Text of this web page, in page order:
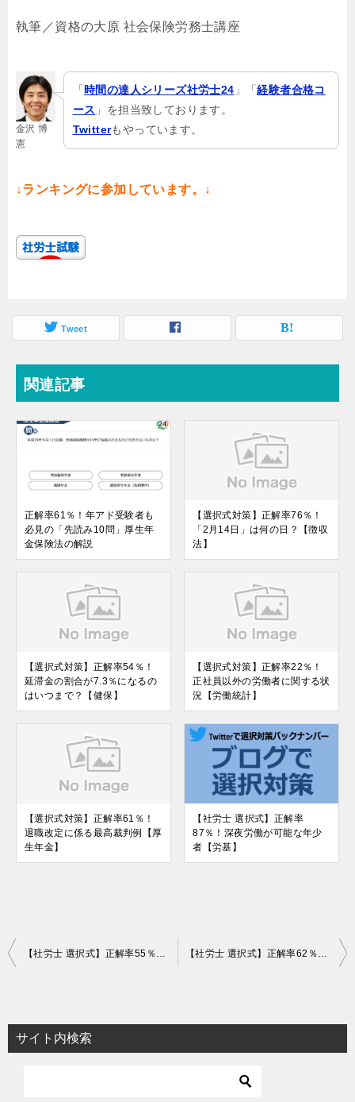
執筆／資格の大原 社会保険労務士講座
金沢 博
憲
「 時間の達人シリーズ社労士24 」「経験者合格コ
ース 」を担当致しております。
Twitterもやっています。
↓ランキングに参加しています。↓
Tweet
関連記事
正解率61％！年アド受験者も
必見の「先読み10問」厚生年
金保険法の解説
【選択式対策】正解率76％！
「2月14日」は何の日？【徴収
法】
【選択式対策】正解率54％！
延滞金の割合が7.3％になるの
はいつまで？【健保】
【選択式対策】正解率22％！
正社員以外の労働者に関する状
況【労働統計】
【選択式対策】正解率61％！
退職改定に係る最高裁判例【厚
生年金】
【社労士 選択式】正解率
87％！深夜労働が可能な年少
者【労基】
投
ビ
ゲ
サイト内検索